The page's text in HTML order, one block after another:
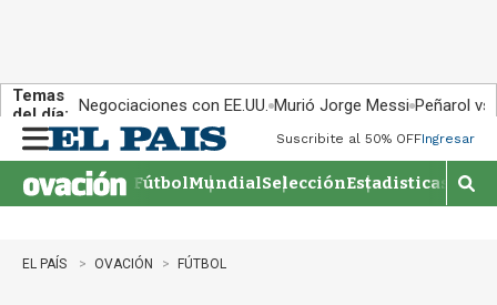
Temas
del día: Negociaciones con EE.UU. Murió Jorge Messi Peñarol
n
u
Suscribite al 50% OFFIngresar
FútbolMundialSelecciónEstadisticas
M
o
EL PAÍS OVACIÓN FÚTBOL